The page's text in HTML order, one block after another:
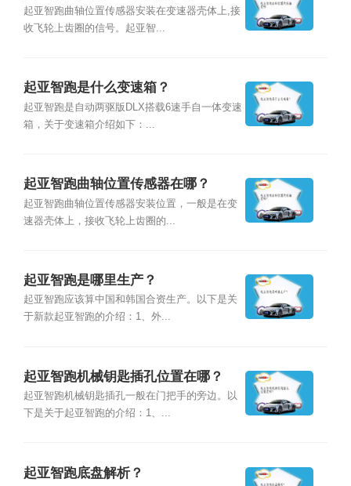
起亚智跑曲轴位置传感器安装在变速器壳体上,接
收飞轮上齿圈的信号。起亚智...
起亚智跑是什么变速箱？
起亚智跑是自动两驱版DLX搭载6速手自一体变速
箱，关于变速箱介绍如下：...
起亚智跑曲轴位置传感器在哪？
起亚智跑曲轴位置传感器安装位置，一般是在变
速器壳体上，接收飞轮上齿圈的...
起亚智跑是哪里生产？
起亚智跑应该算中国和韩国合资生产。以下是关
于新款起亚智跑的介绍：1、外...
起亚智跑机械钥匙插孔位置在哪？
起亚智跑机械钥匙插孔一般在门把手的旁边。以
下是关于起亚智跑的介绍：1、...
起亚智跑底盘解析？